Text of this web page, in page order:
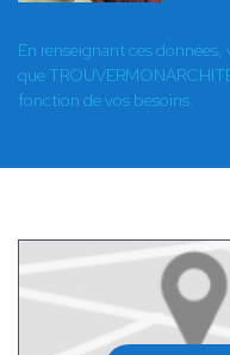
En renseignant ces
que
fonction de vos besoins.